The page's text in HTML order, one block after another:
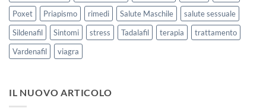
Poxet
Priapismo rimedi Salute Maschile
salute sessuale
Sildenafil
Sintomi stress Tadalafil terapia
trattamento
Vardenafil
viagra
IL NUOVO ARTICOLO